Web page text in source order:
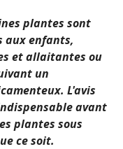
plantes sont
aux enfants,
et allaitantes ou
un
L'avis
avant
plantes sous
ce soit.